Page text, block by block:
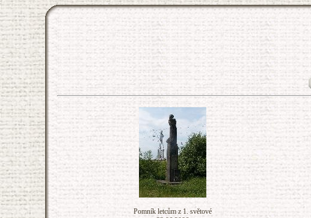
Pomník letcům z 1. světové